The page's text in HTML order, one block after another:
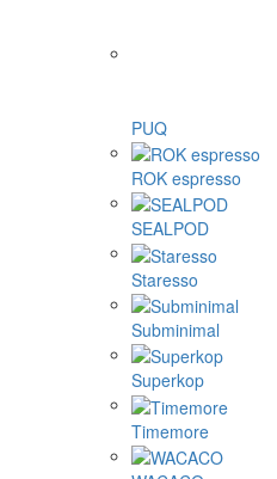
PUQ
ROK espresso
SEALPOD
Staresso
Subminimal
Superkop
Timemore